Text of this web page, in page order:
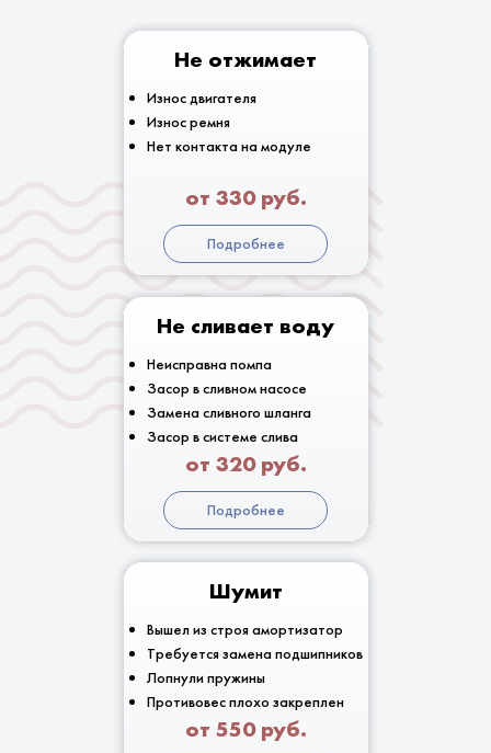
Не отжимает
Износ двигателя
Износ ремня
Нет контакта на модуле
от 330 руб.
Подробнее
Подробнее
от 320 руб.
Неисправна помпа
Засор в сливном насосе
Замена сливного шланга
Засор в системе слива
Не сливает воду
Шумит
Вышел из строя амортизатор
Требуется замена подшипников
Лопнули пружины
Противовес плохо закреплен
от 550 руб.